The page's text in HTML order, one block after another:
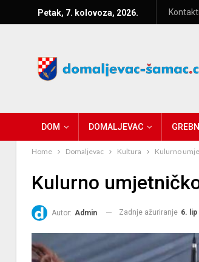
Petak, 7. kolovoza, 2026.
DOM DOMALJEVAC
Home Domaljevac Kultura Kulurno
Kulurno
Autor: Admin Zadnje ažuriranje 6. lip